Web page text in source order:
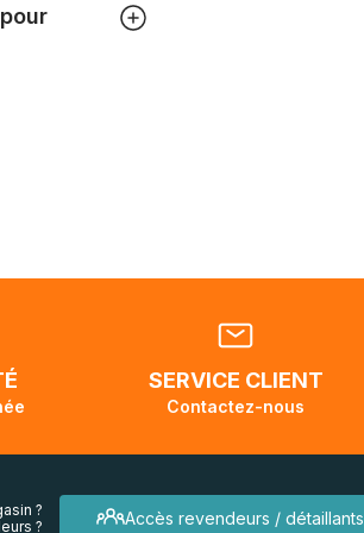
la
SERVICE CLIENT
Contactez-nous
Accès revendeurs / détaillants
?
?